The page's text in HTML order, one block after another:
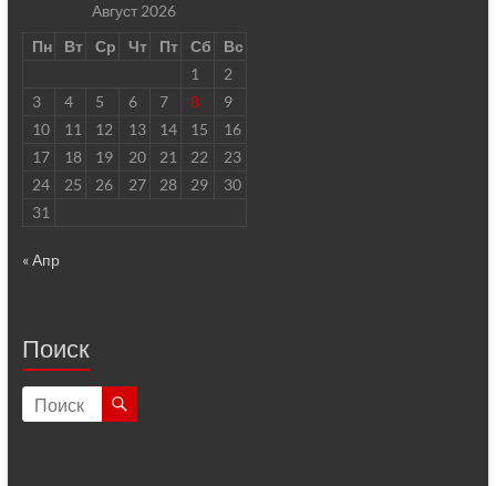
Август 2026
Пн
Вт Ср Чт Пт Сб
Вс
1
2
3
4 5 6 7 8
9
10
11 12 13 14 15
16
17
18 19 20 21 22
23
24
25 26 27 28 29
30
31
« Апр
Поиск